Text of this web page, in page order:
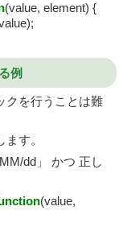
(value, element) {
例
クを行うことは難
す。
dd」 かつ 正し
(value,